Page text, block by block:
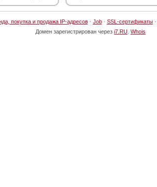
покупка и продажа IP-адресов· Job· SSL-сертификаты·
Домен зарегистрирован через i7.RU Whois